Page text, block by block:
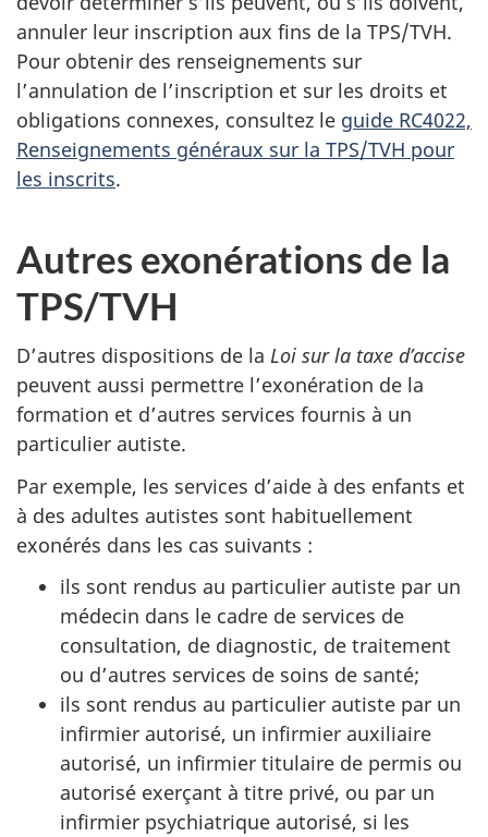
annuler leur inscription aux fins de la TPS/TVH.
Pour obtenir des renseignements sur
l’annulation de l’inscription et sur les droits et
obligations connexes, consultez le guide RC4022,
Renseignements généraux sur la TPS/TVH pour
les inscrits.
Autres exonérations de la
TPS/TVH
D’autres dispositions de la Loi sur la taxe d’accise
peuvent aussi permettre l’exonération de la
formation et d’autres services fournis à un
particulier autiste.
Par exemple, les services d’aide à des enfants et
à des adultes autistes sont habituellement
exonérés dans les cas suivants :
ils sont rendus au particulier autiste par un
médecin dans le cadre de services de
consultation, de diagnostic, de traitement
ou d’autres services de soins de santé;
ils sont rendus au particulier autiste par un
infirmier autorisé, un infirmier auxiliaire
autorisé, un infirmier titulaire de permis ou
autorisé exerçant à titre privé, ou par un
infirmier psychiatrique autorisé, si les